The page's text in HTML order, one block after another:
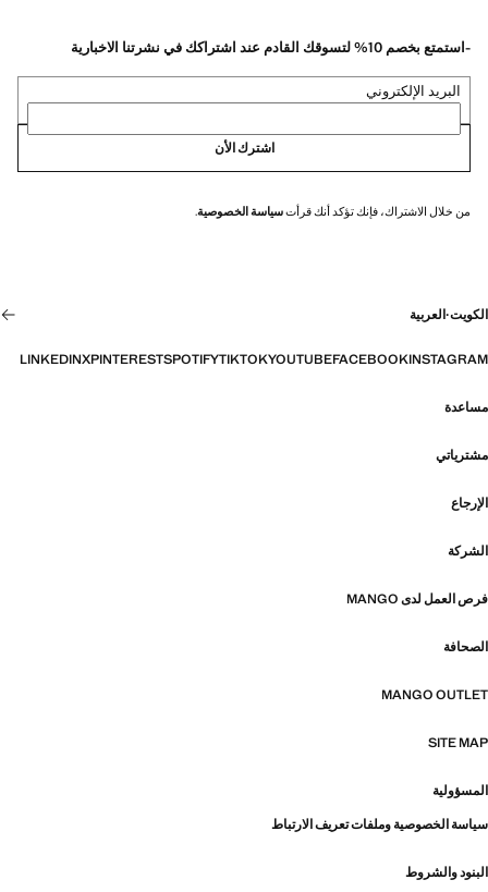
-استمتع بخصم 10% لتسوقك القادم عند اشتراكك في نشرتنا الاخبارية
البريد الإلكتروني
اشترك الأن
من خلال الاشتراك، فإنك تؤكد أنك قرأتسياسة الخصوصية.
الكويت·العربية
INSTAGRAM
FACEBOOK
YOUTUBE
TIKTOK
SPOTIFY
PINTEREST
X
LINKEDIN
مساعدة
مشترياتي
الإرجاع
الشركة
فرص العمل لدى MANGO
الصحافة
MANGO OUTLET
SITE MAP
المسؤولية
سياسة الخصوصية وملفات تعريف الارتباط
البنود والشروط